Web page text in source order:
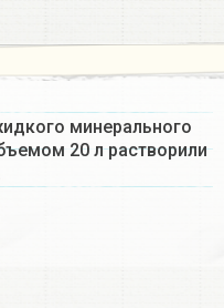
минерального
20 л растворили